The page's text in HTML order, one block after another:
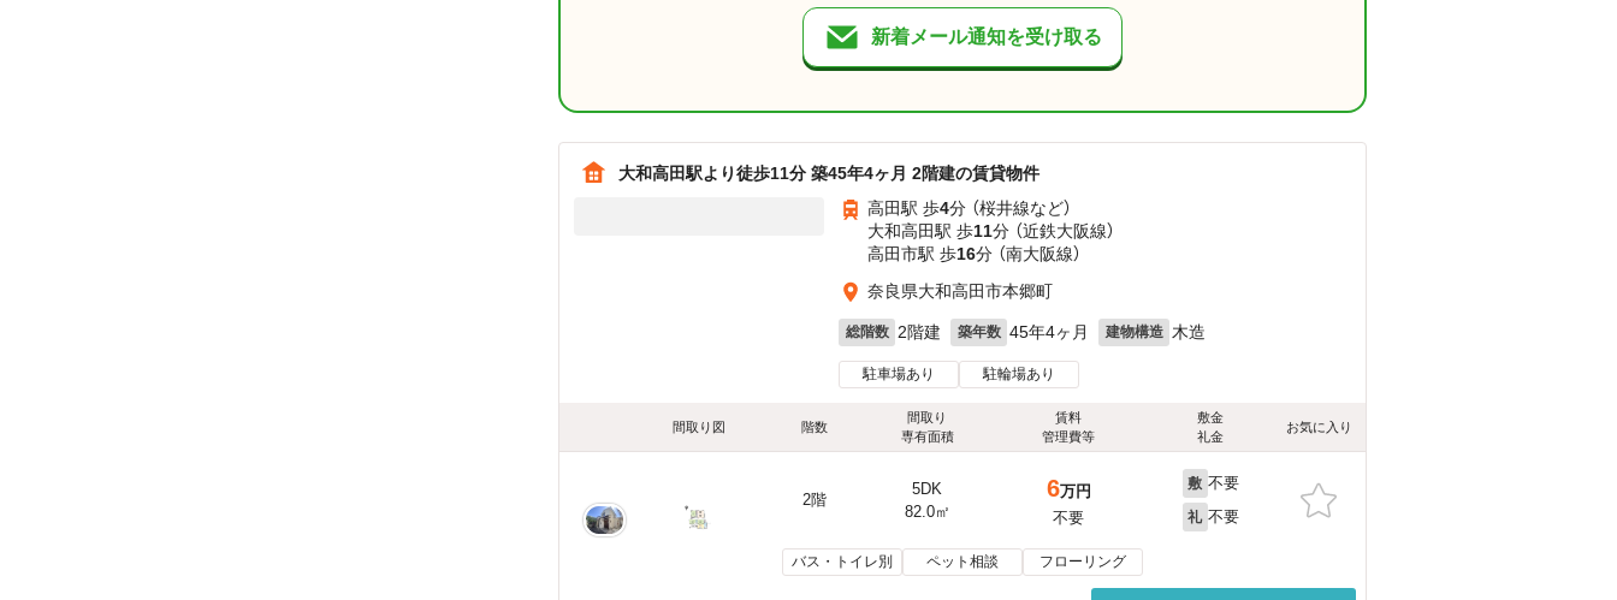
新着メール通知を受け取る
大和高田駅より徒歩11分 築45年4ヶ月 2階建の賃貸物件
高田駅 歩4分 （桜井線など）
大和高田駅 歩11分 （近鉄大阪線）
高田市駅 歩16分 （南大阪線）
奈良県大和高田市本郷町
総階数 2階建 築年数 45年4ヶ月 建物構造 木造
駐車場あり 駐輪場あり
間取り図 階数
間取り
専有面積
賃料
管理費等
敷金
礼金
お気に入り
2階
5DK
82.0㎡
6万円
不要
敷 不要
礼 不要
バス・トイレ別 ペット相談 フローリング